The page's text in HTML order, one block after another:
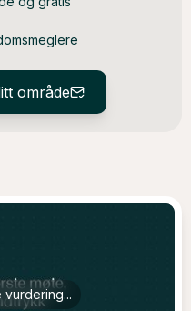
område
vurdering...